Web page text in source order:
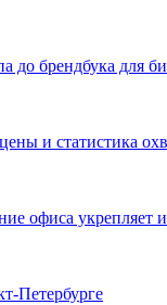
до брендбука для
и статистика
офиса
Петербурге